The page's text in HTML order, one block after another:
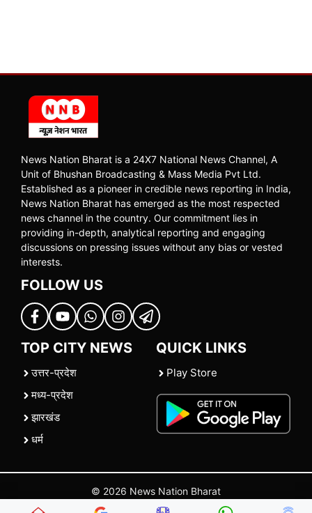
News Nation Bharat is a 24X7 National News Channel, A
Unit of Bhushan Broadcasting & Mass Media Pvt Ltd.
Established as a pioneer in credible news reporting in India,
News Nation Bharat has emerged as the most respected
news channel in the country. Our commitment lies in
providing in-depth, analytical reporting and engaging
discussions on pressing issues without any bias or vested
interests.
FOLLOW US
TOP CITY NEWS
उत्तर-प्रदेश
मध्य-प्रदेश
झारखंड
धर्म
QUICK LINKS
Play Store
© 2026 News Nation Bharat
| |Contact Us |Policies Terms and Conditions